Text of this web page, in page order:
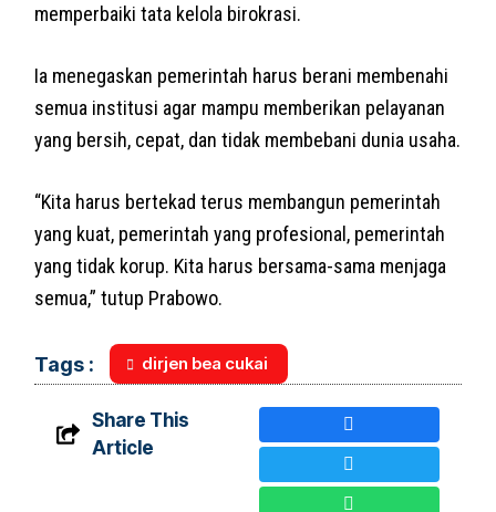
memperbaiki tata kelola birokrasi.
Ia menegaskan pemerintah harus berani membenahi
semua institusi agar mampu memberikan pelayanan
yang bersih, cepat, dan tidak membebani dunia usaha.
“Kita harus bertekad terus membangun pemerintah
yang kuat, pemerintah yang profesional, pemerintah
yang tidak korup. Kita harus bersama-sama menjaga
semua,” tutup Prabowo.
Tags : dirjen bea cukai
Share This
Article